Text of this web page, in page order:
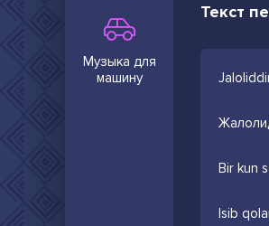
Музыка для
машину
Текст
Bir kun
Isib